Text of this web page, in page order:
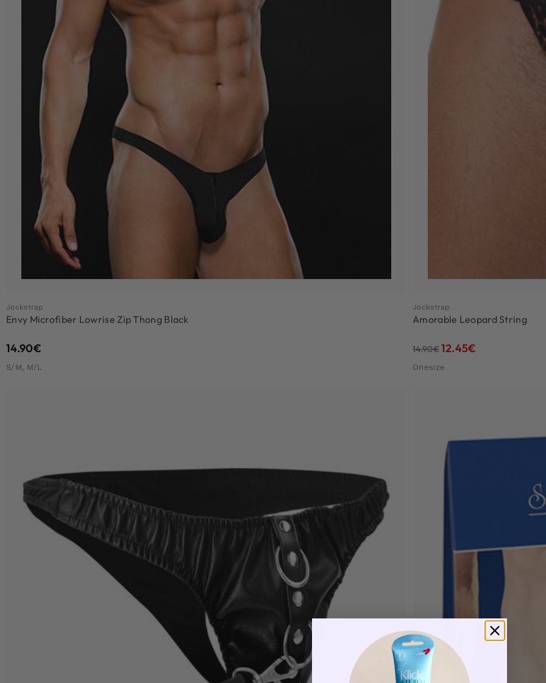
Jockstrap
Envy Microfiber Lowrise Zip Thong Black
14.90€
S/M, M/L
Jockstrap
Amorable Leopard String
14.90€12.45€
Onesize